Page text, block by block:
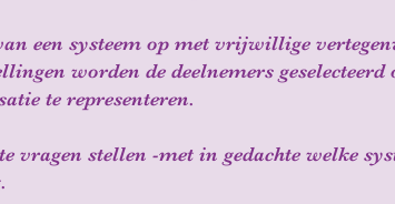
een systeem op met vrijwillige
worden de deelnemers geselecteerd
te representeren.
vragen stellen -met in gedachte welke